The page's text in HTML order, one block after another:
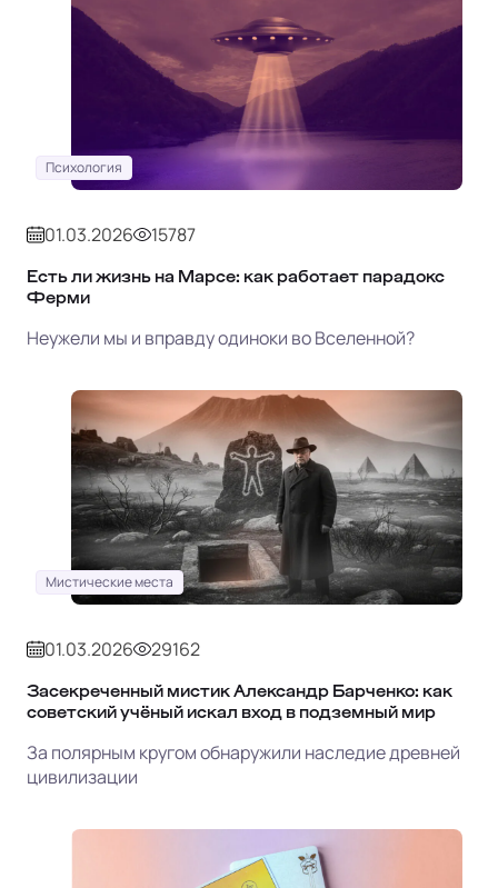
Психология
01.03.2026 15787
Есть ли жизнь на Марсе: как работает парадокс
Ферми
Неужели мы и вправду одиноки во Вселенной?
Мистические места
01.03.2026 29162
Засекреченный мистик Александр Барченко: как
советский учёный искал вход в подземный мир
За полярным кругом обнаружили наследие древней
цивилизации